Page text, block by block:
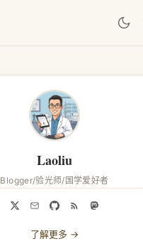
Laoliu
Blogger/验光师/国学爱好者
了解更多 →